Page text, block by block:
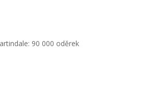
90 000 oděrek